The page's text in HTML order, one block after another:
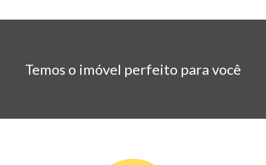
Temos o imóvel perfeito para você